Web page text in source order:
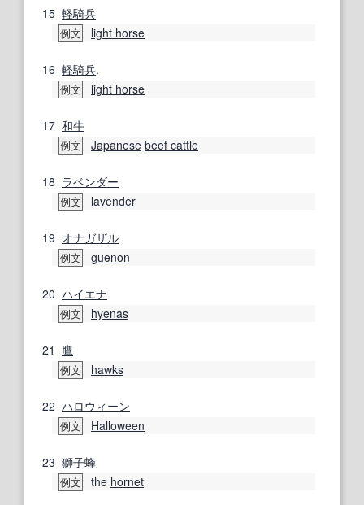
15 軽騎兵
例文 light horse
16 軽騎兵.
例文 light horse
17 和牛
例文 Japanese beef cattle
18 ラベンダー
例文 lavender
19 オナガザル
例文 guenon
20 ハイエナ
例文 hyenas
21 鷹
例文 hawks
22 ハロウィーン
例文 Halloween
23 獅子蜂
例文 the hornet